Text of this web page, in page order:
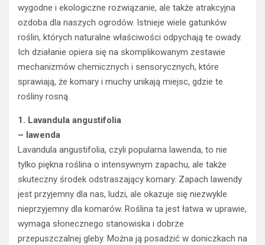
wygodne i ekologiczne rozwiązanie, ale także atrakcyjna
ozdoba dla naszych ogrodów. Istnieje wiele gatunków
roślin, których naturalne właściwości odpychają te owady.
Ich działanie opiera się na skomplikowanym zestawie
mechanizmów chemicznych i sensorycznych, które
sprawiają, że komary i muchy unikają miejsc, gdzie te
rośliny rosną.
1. Lavandula angustifolia
– lawenda
Lavandula angustifolia, czyli popularna lawenda, to nie
tylko piękna roślina o intensywnym zapachu, ale także
skuteczny środek odstraszający komary. Zapach lawendy
jest przyjemny dla nas, ludzi, ale okazuje się niezwykle
nieprzyjemny dla komarów. Roślina ta jest łatwa w uprawie,
wymaga słonecznego stanowiska i dobrze
przepuszczalnej gleby. Można ją posadzić w doniczkach na